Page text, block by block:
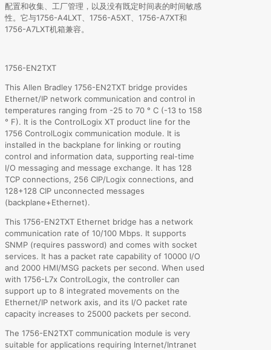
配置和收集、工厂管理，以及没有既定时间表的时间敏感
性。它与1756-A4LXT、1756-A5XT、1756-A7XT和
1756-A7LXT机箱兼容。
1756-EN2TXT
This Allen Bradley 1756-EN2TXT bridge provides
Ethernet/IP network communication and control in
temperatures ranging from -25 to 70 ° C (-13 to 158
° F). It is the ControlLogix XT product line for the
1756 ControlLogix communication module. It is
installed in the backplane for linking or routing
control and information data, supporting real-time
I/O messaging and message exchange. It has 128
TCP connections, 256 CIP/Logix connections, and
128+128 CIP unconnected messages
(backplane+Ethernet).
This 1756-EN2TXT Ethernet bridge has a network
communication rate of 10/100 Mbps. It supports
SNMP (requires password) and comes with socket
services. It has a packet rate capability of 10000 I/O
and 2000 HMI/MSG packets per second. When used
with 1756-L7x ControlLogix, the controller can
support up to 8 integrated movements on the
Ethernet/IP network axis, and its I/O packet rate
capacity increases to 25000 packets per second.
The 1756-EN2TXT communication module is very
suitable for applications requiring Internet/Intranet